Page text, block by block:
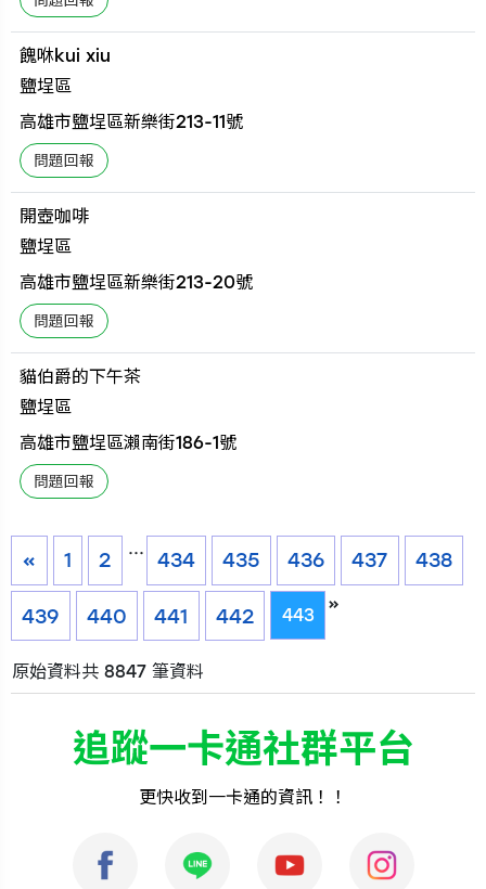
餽咻kui xiu
鹽埕區
高雄市鹽埕區新樂街213-11號
開壺咖啡
鹽埕區
高雄市鹽埕區新樂街213-20號
貓伯爵的下午茶
鹽埕區
高雄市鹽埕區瀨南街186-1號
« 1 2
...
434 435 436 437 438
439 440 441 442 443
»
原始資料共 8847 筆資料
追蹤一卡通社群平台
更快收到一卡通的資訊！！